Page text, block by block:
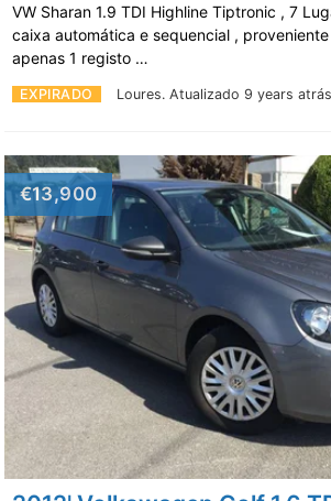
EXPIRADO Loures. Atualizado 9 years atrás
VW Sharan 1.9 TDI Highline Tiptronic , 7
caixa automática e sequencial ,
apenas 1 registo …
€13,900